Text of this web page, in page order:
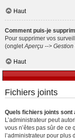
Haut
Comment puis-je
Pour supprimer vos
(onglet Aperçu -->
Haut
Fichiers joints
Quels fichiers joints
L’administrateur peut
vous n’êtes pas sûr de ce
l’administrateur pour plus